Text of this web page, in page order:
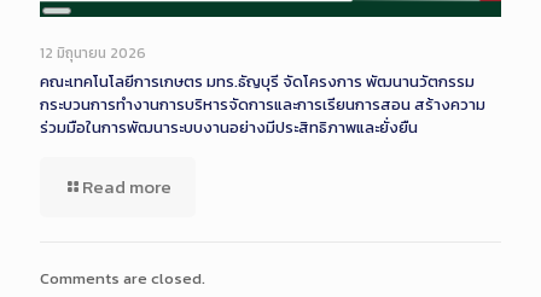
Long
Description
12 มิถุนายน 2026
คณะเทคโนโลยีการเกษตร มทร.ธัญบุรี จัดโครงการ พัฒนานวัตกรรม
กระบวนการทำงานการบริหารจัดการและการเรียนการสอน สร้างความ
ร่วมมือในการพัฒนาระบบงานอย่างมีประสิทธิภาพและยั่งยืน
Read more
Comments are closed.